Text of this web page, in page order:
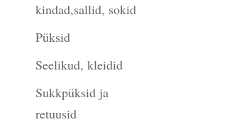
kindad,sallid, sokid
Püksid
Seelikud, kleidid
Sukkpüksid ja
retuusid